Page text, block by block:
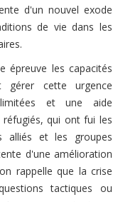
d'un nouvel exode
de vie dans les
épreuve les capacités
cette urgence
et une aide
qui ont fui les
alliés et les groupes
d'une amélioration
rappelle que la crise
tactiques ou